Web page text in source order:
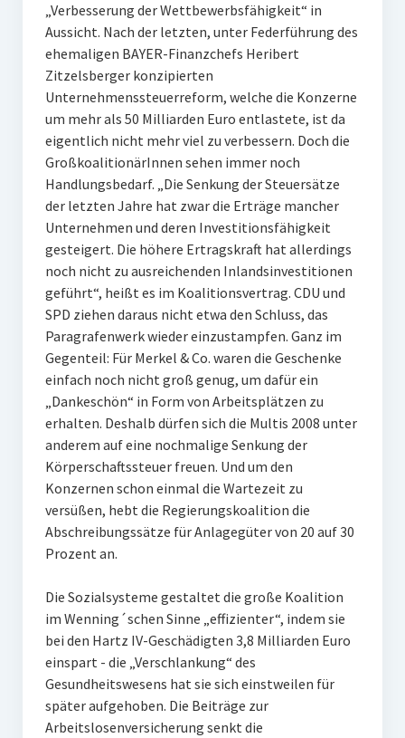
„Verbesserung der Wettbewerbsfähigkeit“ in
Aussicht. Nach der letzten, unter Federführung des
ehemaligen BAYER-Finanzchefs Heribert
Zitzelsberger konzipierten
Unternehmenssteuerreform, welche die Konzerne
um mehr als 50 Milliarden Euro entlastete, ist da
eigentlich nicht mehr viel zu verbessern. Doch die
GroßkoalitionärInnen sehen immer noch
Handlungsbedarf. „Die Senkung der Steuersätze
der letzten Jahre hat zwar die Erträge mancher
Unternehmen und deren Investitionsfähigkeit
gesteigert. Die höhere Ertragskraft hat allerdings
noch nicht zu ausreichenden Inlandsinvestitionen
geführt“, heißt es im Koalitionsvertrag. CDU und
SPD ziehen daraus nicht etwa den Schluss, das
Paragrafenwerk wieder einzustampfen. Ganz im
Gegenteil: Für Merkel & Co. waren die Geschenke
einfach noch nicht groß genug, um dafür ein
„Dankeschön“ in Form von Arbeitsplätzen zu
erhalten. Deshalb dürfen sich die Multis 2008 unter
anderem auf eine nochmalige Senkung der
Körperschaftssteuer freuen. Und um den
Konzernen schon einmal die Wartezeit zu
versüßen, hebt die Regierungskoalition die
Abschreibungssätze für Anlagegüter von 20 auf 30
Prozent an.
Die Sozialsysteme gestaltet die große Koalition
im Wenning´schen Sinne „effizienter“, indem sie
bei den Hartz IV-Geschädigten 3,8 Milliarden Euro
einspart - die „Verschlankung“ des
Gesundheitswesens hat sie sich einstweilen für
später aufgehoben. Die Beiträge zur
Arbeitslosenversicherung senkt die